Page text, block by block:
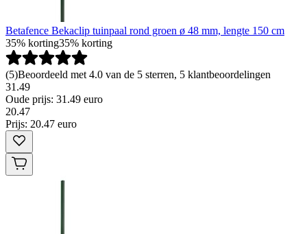
Betafence Bekaclip tuinpaal rond groen ø 48 mm, lengte 150 cm
35% korting35% korting
(5)Beoordeeld met 4.0 van de 5 sterren, 5 klantbeoordelingen
31.49
Oude prijs: 31.49 euro
20.47
Prijs: 20.47 euro